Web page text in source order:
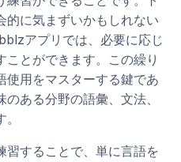
的に気まずいかもしれない
アプリでは、必要に応じ
とができます。この繰り
使用をマスターする鍵であ
ある分野の語彙、文法、
習することで、単に言語を